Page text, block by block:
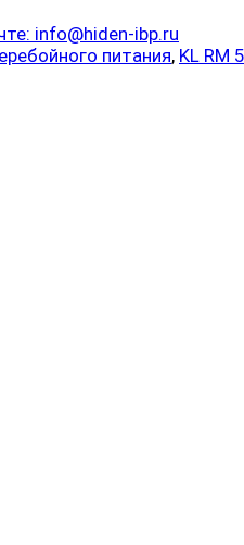
info@hiden-ibp.ru
питания, KL RM